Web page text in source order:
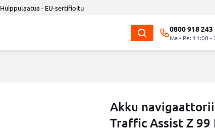
Huippulaatua - EU-sertifioitu
0800 918 243
Ma - Pe: 11:00 -
Akku
Traffic Assist Z 99